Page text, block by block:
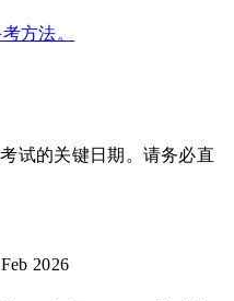
方法。
考试的关键日期。请务必直
2026